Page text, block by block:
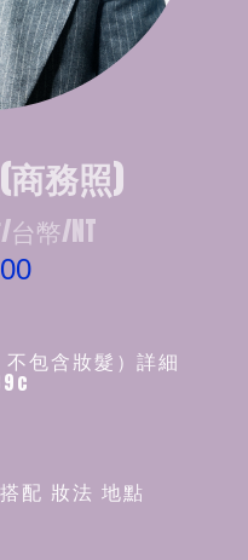
務照)
台幣/NT
包含妝髮）詳細
配 妝法 地點